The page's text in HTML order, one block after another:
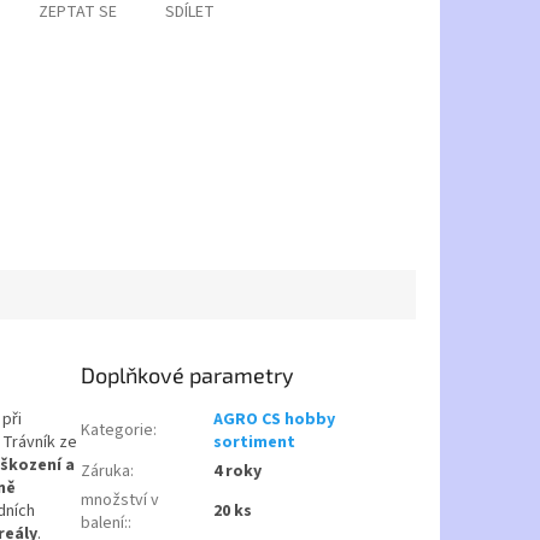
ZEPTAT SE SDÍLET
Trávník ze
a
.
Doplňkové parametry
Kategorie:
AGRO CS hobby
sortiment
Záruka:
4 roky
množství v
balení:: 20 ks